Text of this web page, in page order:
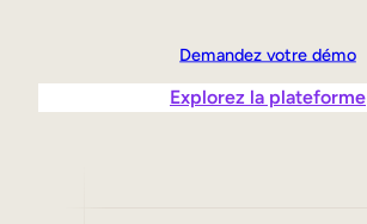
Formation première ligneDemandez votre démo
Explorez la plateforme